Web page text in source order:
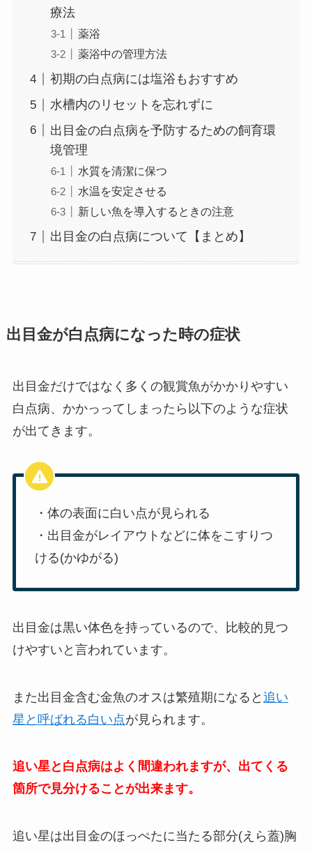
療法
薬浴
薬浴中の管理方法
初期の白点病には塩浴もおすすめ
水槽内のリセットを忘れずに
出目金の白点病を予防するための飼育環
境管理
水質を清潔に保つ
水温を安定させる
新しい魚を導入するときの注意
出目金の白点病について【まとめ】
出目金が白点病になった時の症状
出目金だけではなく多くの観賞魚がかかりやすい
白点病、かかっってしまったら以下のような症状
が出てきます。
・体の表面に白い点が見られる
・出目金がレイアウトなどに体をこすりつ
ける(かゆがる)
出目金は黒い体色を持っているので、比較的見つ
けやすいと言われています。
また出目金含む金魚のオスは繁殖期になると 追い
星と呼ばれる白い点が見られます。
追い星と白点病はよく間違われますが、出てくる
箇所で見分けることが出来ます。
追い星は出目金のほっぺたに当たる部分(えら蓋)胸